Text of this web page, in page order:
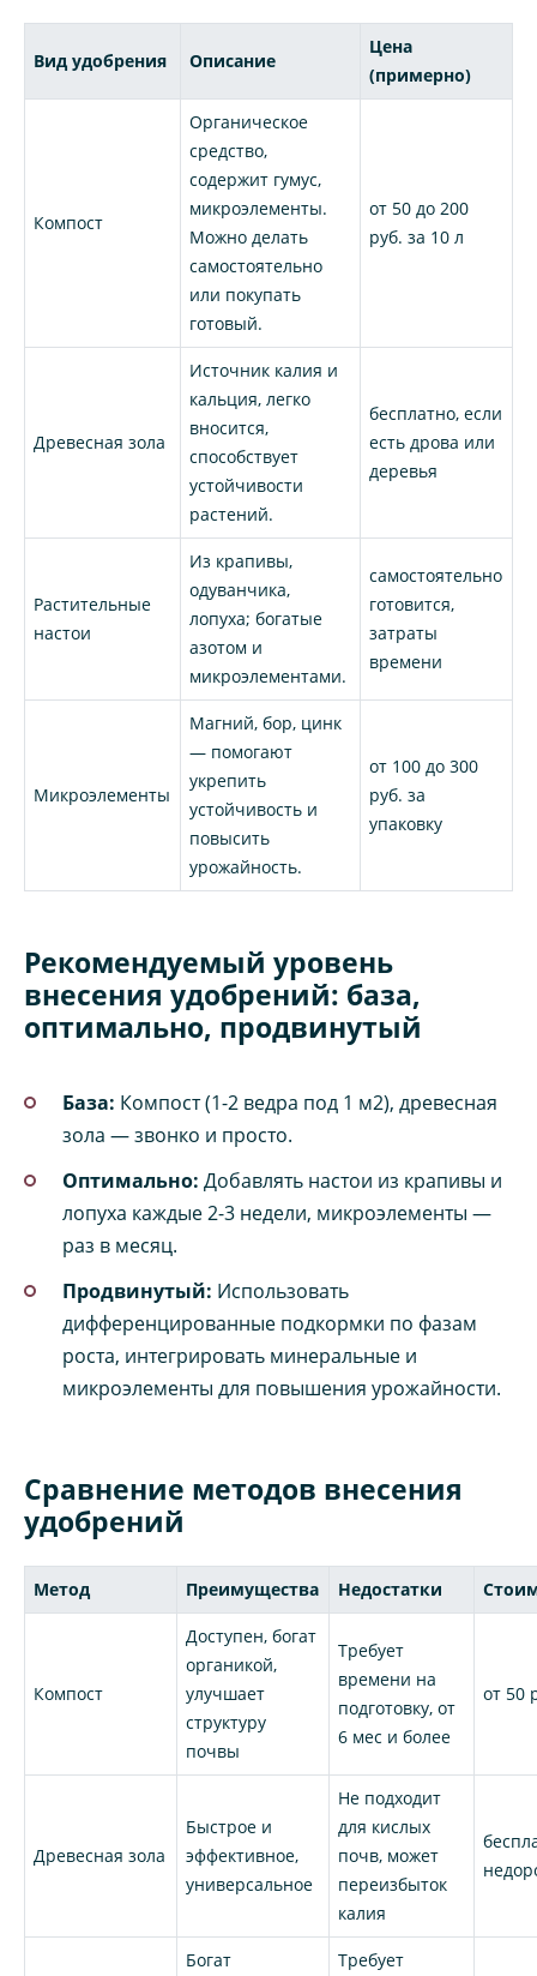
Вид удобрения Описание
Цена
(примерно)
Компост
Органическое
средство,
содержит гумус,
микроэлементы.
Можно делать
самостоятельно
или покупать
готовый.
от 50 до 200
руб. за 10 л
Древесная зола
Источник калия и
кальция, легко
вносится,
способствует
устойчивости
растений.
бесплатно, если
есть дрова или
деревья
Растительные
настои
Из крапивы,
одуванчика,
лопуха; богатые
азотом и
микроэлементами.
самостоятельно
готовится,
затраты
времени
Микроэлементы
Магний, бор, цинк
— помогают
укрепить
устойчивость и
повысить
урожайность.
от 100 до 300
руб. за
упаковку
Рекомендуемый уровень
внесения удобрений: база,
оптимально, продвинутый
База: Компост (1-2 ведра под 1 м2), древесная
зола — звонко и просто.
Оптимально: Добавлять настои из крапивы и
лопуха каждые 2-3 недели, микроэлементы —
раз в месяц.
Продвинутый: Использовать
дифференцированные подкормки по фазам
роста, интегрировать минеральные и
микроэлементы для повышения урожайности.
Сравнение методов внесения
удобрений
Метод Преимущества Недостатки
Компост
Доступен, богат
органикой,
улучшает
структуру
почвы
Требует
времени на
подготовку, от
6 мес и более
от 50
Древесная зола
Быстрое и
эффективное,
универсальное
Не подходит
для кислых
почв, может
переизбыток
калия
Богат
Требует